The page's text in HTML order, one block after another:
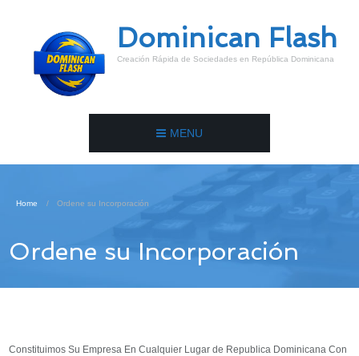
Dominican Flash
Creación Rápida de Sociedades en República Dominicana
MENU
Home Ordene su Incorporación
Ordene su Incorporación
Constituimos Su Empresa En Cualquier Lugar de Republica Dominicana Con